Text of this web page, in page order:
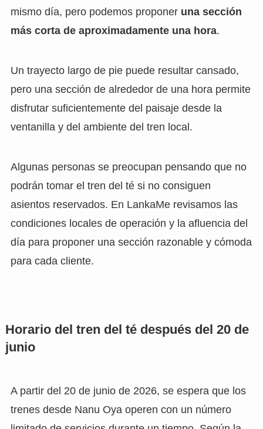
mismo día, pero podemos proponer una sección
más corta de aproximadamente una hora.
Un trayecto largo de pie puede resultar cansado,
pero una sección de alrededor de una hora permite
disfrutar suficientemente del paisaje desde la
ventanilla y del ambiente del tren local.
Algunas personas se preocupan pensando que no
podrán tomar el tren del té si no consiguen
asientos reservados. En LankaMe revisamos las
condiciones locales de operación y la afluencia del
día para proponer una sección razonable y cómoda
para cada cliente.
Horario del tren del té después del 20 de
junio
A partir del 20 de junio de 2026, se espera que los
trenes desde Nanu Oya operen con un número